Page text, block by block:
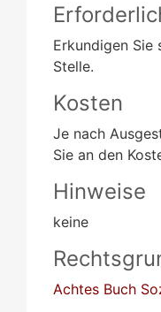
Erkundigen Sie
Stelle.
Kosten
Je nach
Sie an den
Hinweise
keine
Achtes Buch